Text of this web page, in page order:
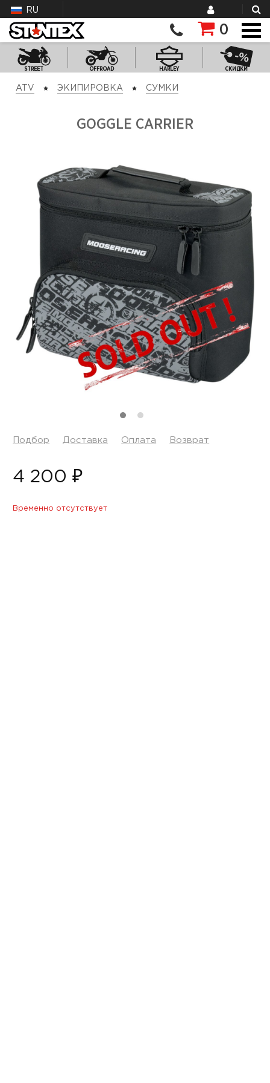
RU
0
STREET OFFROAD HARLEY СКИДКИ
ATV ЭКИПИРОВКА СУМКИ
GOGGLE CARRIER
Подбор Доставка Оплата Возврат
4 200 ₽
Временно отсутствует